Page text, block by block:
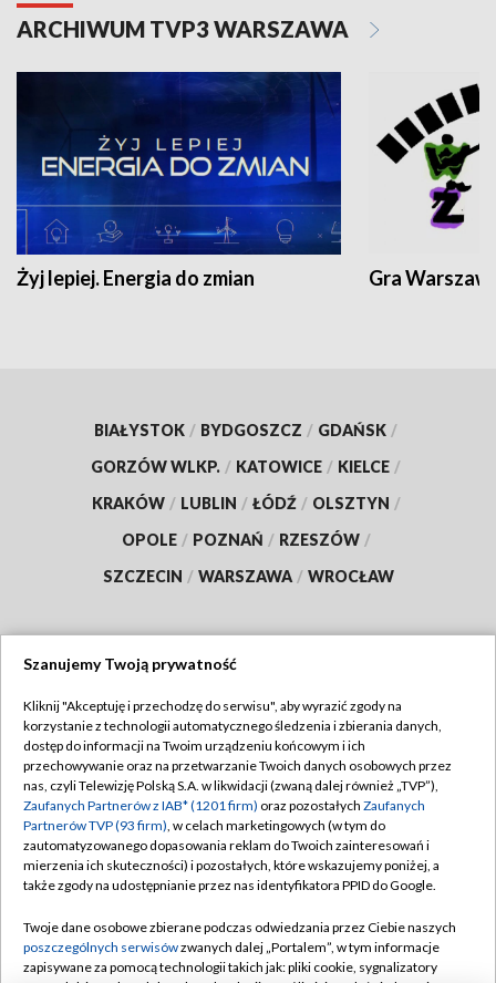
ARCHIWUM TVP3 WARSZAWA
Żyj lepiej. Energia do zmian Gra
BIAŁYSTOK / BYDGOSZCZ / GDAŃSK /
GORZÓW WLKP. / KATOWICE / KIELCE /
KRAKÓW / LUBLIN / ŁÓDŹ / OLSZTYN /
OPOLE / POZNAŃ / RZESZÓW /
SZCZECIN / WARSZAWA / WROCŁAW
TVP
Abonament TVP
Emisja w TVP
Centrum informacji TVP
Naziemna Telewizja Cyfrowa
Rada Programowa
Regulamin TVP
Polityka prywatności
Moje zgody
Pomoc
Kontakt
Szanujemy Twoją prywatność
Kliknij "Akceptuję i przechodzę do serwisu", aby wyrazić zgody na
korzystanie z technologii automatycznego śledzenia i zbierania danych,
dostęp do informacji na Twoim urządzeniu końcowym i ich
przechowywanie oraz na przetwarzanie Twoich danych osobowych przez
nas, czyli Telewizję Polską S.A. w likwidacji (zwaną dalej również „TVP”),
Zaufanych Partnerów z IAB* (1201 firm) oraz pozostałych Zaufanych
Partnerów TVP (93 firm), w celach marketingowych (w tym do
zautomatyzowanego dopasowania reklam do Twoich zainteresowań i
mierzenia ich skuteczności) i pozostałych, które wskazujemy poniżej, a
także zgody na udostępnianie przez nas identyfikatora PPID do Google.
Twoje dane osobowe zbierane podczas odwiedzania przez Ciebie naszych
poszczególnych serwisówzwanych dalej „Portalem”, w tym informacje
zapisywane za pomocą technologii takich jak: pliki cookie, sygnalizatory